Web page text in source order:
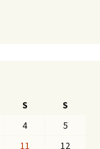
S
S
4
5
11
12